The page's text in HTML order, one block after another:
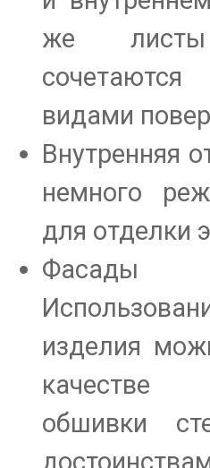
же листы
видами
Внутренняя
немного
для отделки
изделия
качестве
обшивки